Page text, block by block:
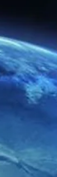
仙敎, 선교
거진수 소도
민족종교 선교
“신성회복대법
“청정수행으로
일 정회세상을